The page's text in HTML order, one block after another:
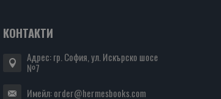
КОНТАКТИ
Адрес: гр. София, ул. Искърско шосе
№7
Имейл:order@hermesbooks.com